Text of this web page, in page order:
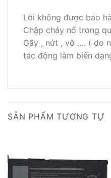
Lỗi không được bảo
Chập cháy nổ trong
Gãy , nứt , vỡ …. ( do
tác động làm biến
SẢN PHẨM TƯƠNG TỰ